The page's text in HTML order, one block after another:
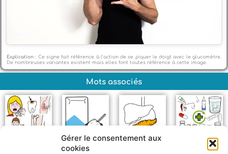
Gérer le consentement aux
cookies
Explication : Ce signe fait référence à l’action de se piquer le doigt avec le glucomètre.
De nombreuses variantes existent mais elles font toutes référence à cette image.
Mots associés
Sucre Médicaments